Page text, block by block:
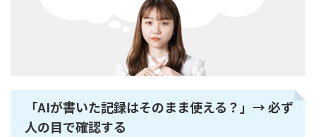
「AIが書いた記録はそのまま使える？」→ 必ず
人の目で確認する